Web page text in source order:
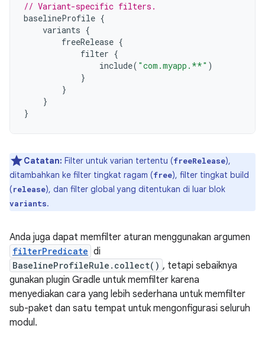
// Variant-specific filters.
baselineProfile {
variants {
freeRelease {
filter {
include( "com.myapp.**" )
}
}
}
}
Catatan: Filter untuk varian tertentu (freeRelease),
ditambahkan ke filter tingkat ragam (free), filter tingkat build
(release), dan filter global yang ditentukan di luar blok
variants.
Anda juga dapat memfilter aturan menggunakan argumen
filterPredicate di
BaselineProfileRule.collect() , tetapi sebaiknya
gunakan plugin Gradle untuk memfilter karena
menyediakan cara yang lebih sederhana untuk memfilter
sub-paket dan satu tempat untuk mengonfigurasi seluruh
modul.